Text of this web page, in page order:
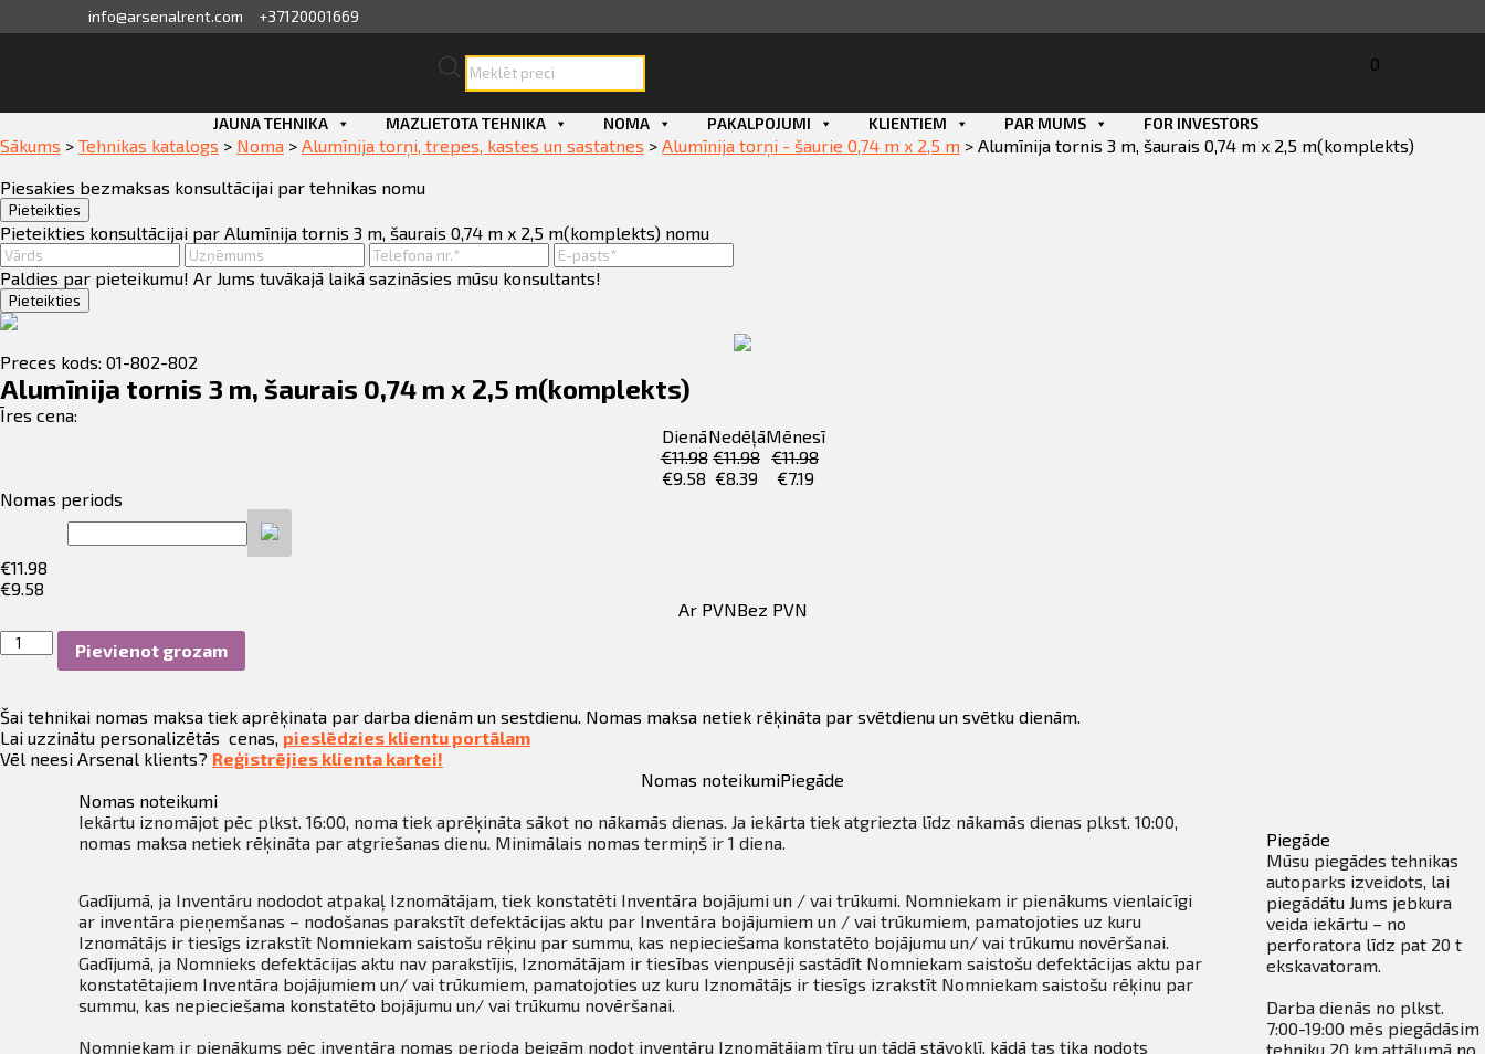
info@arsenalrent.com +37120001669
Products
search
0
pavadzīmes
atlikumi objektos
saraksts
bilance
informācija
Smart ID
to
JAUNA TEHNIKA MAZLIETOTA TEHNIKA NOMA PAKALPOJUMI KLIENTIEM PAR MUMS FOR INVESTORS
Sākums > Tehnikas katalogs > Noma > Alumīnija torņi, trepes, kastes un sastatnes > Alumīnija torņi - šaurie 0,74 m x 2,5 m > Alumīnija tornis 3 m, šaurais 0,74 m x 2,5 m(komplekts)
Piesakies bezmaksas konsultācijai par tehnikas nomu
Pieteikties
Pieteikties konsultācijai par Alumīnija tornis 3 m, šaurais 0,74 m x 2,5 m(komplekts) nomu
Paldies par pieteikumu! Ar Jums tuvākajā laikā sazināsies mūsu konsultants!
Pieteikties
Preces kods: 01-802-802
Alumīnija tornis 3 m, šaurais 0,74 m x 2,5 m(komplekts)
Īres cena:
Dienā
€11.98
€9.58
Nedēļā
€11.98
€8.39
Mēnesī
€11.98
€7.19
Nomas periods
€11.98
€9.58
Ar PVNBez PVN
Alumīnija
tornis
m,
šaurais
0,74
m
m(komplekts)
Pievienot grozam
Šai tehnikai nomas maksa tiek aprēķinata par darba dienām un sestdienu. Nomas maksa netiek rēķināta par svētdienu un svētku dienām.
Lai uzzinātu personalizētās cenas, pieslēdzies klientu portālam
Vēl neesi Arsenal klients? Reģistrējies klienta kartei!
Nomas noteikumiPiegāde
Nomas noteikumi
Iekārtu iznomājot pēc plkst. 16:00, noma tiek aprēķināta sākot no nākamās dienas. Ja iekārta tiek atgriezta līdz nākamās dienas plkst. 10:00,
nomas maksa netiek rēķināta par atgriešanas dienu. Minimālais nomas termiņš ir 1 diena.
Gadījumā, ja Inventāru nododot atpakaļ Iznomātājam, tiek konstatēti Inventāra bojājumi un / vai trūkumi. Nomniekam ir pienākums vienlaicīgi
ar inventāra pieņemšanas – nodošanas parakstīt defektācijas aktu par Inventāra bojājumiem un / vai trūkumiem, pamatojoties uz kuru
Iznomātājs ir tiesīgs izrakstīt Nomniekam saistošu rēķinu par summu, kas nepieciešama konstatēto bojājumu un/ vai trūkumu novēršanai.
Gadījumā, ja Nomnieks defektācijas aktu nav parakstījis, Iznomātājam ir tiesības vienpusēji sastādīt Nomniekam saistošu defektācijas aktu par
konstatētajiem Inventāra bojājumiem un/ vai trūkumiem, pamatojoties uz kuru Iznomātājs ir tiesīgs izrakstīt Nomniekam saistošu rēķinu par
summu, kas nepieciešama konstatēto bojājumu un/ vai trūkumu novēršanai.
Nomniekam ir pienākums pēc inventāra nomas perioda beigām nodot inventāru Iznomātājam tīru un tādā stāvoklī, kādā tas tika nodots
Piegāde
Mūsu piegādes tehnikas
autoparks izveidots, lai
piegādātu Jums jebkura
veida iekārtu – no
perforatora līdz pat 20 t
ekskavatoram.
Darba dienās no plkst.
7:00-19:00 mēs piegādāsim
tehniku 20 km attālumā no